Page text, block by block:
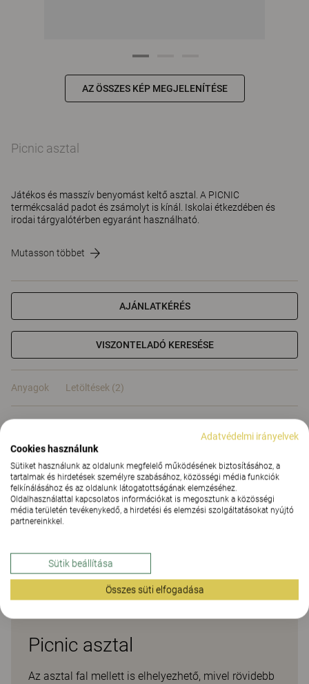
AZ ÖSSZES KÉP MEGJELENÍTÉSE
Picnic asztal
Játékos és masszív benyomást keltő asztal. A PICNIC
termékcsalád padot és zsámolyt is kínál. Iskolai étkezdében és
irodai tárgyalótérben egyaránt használható.
Mutasson többet
AJÁNLATKÉRÉS
VISZONTELADÓ KERESÉSE
Anyagok Letöltések (2)
Anyagok
Letöltések (2)
Picnic asztal
Az asztal fal mellett is elhelyezhető, mivel rövidebb
Adatvédelmi irányelvek
Cookies használunk
Sütiket használunk az oldalunk megfelelő működésének biztosításához, a
tartalmak és hirdetések személyre szabásához, közösségi média funkciók
felkínálásához és az oldalunk látogatottságának elemzéséhez.
Oldalhasználattal kapcsolatos információkat is megosztunk a közösségi
média területén tevékenykedő, a hirdetési és elemzési szolgáltatásokat nyújtó
partnereinkkel.
Sütik beállítása
Összes süti elfogadása